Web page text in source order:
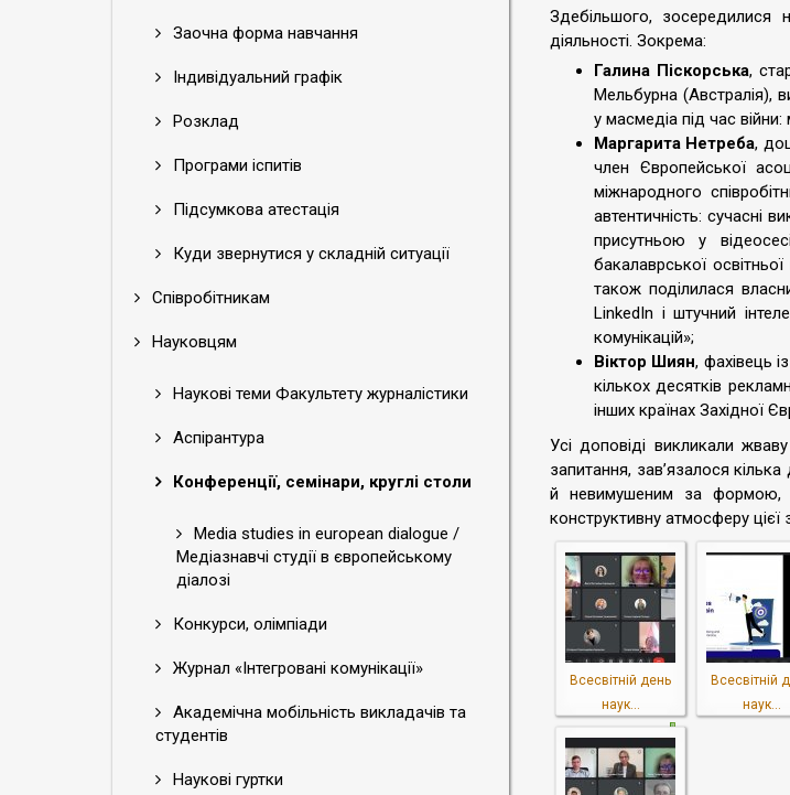
Заочна форма навчання
Індивідуальний графік
Розклад
Програми іспитів
Підсумкова атестація
Куди звернутися у складній ситуації
Співробітникам
Науковцям
Наукові теми Факультету журналістики
Аспірантура
Конференції, семінари, круглі столи
Media studies in european dialogue /
Медіазнавчі студії в європейському
діалозі
Конкурси, олімпіади
Журнал «Інтегровані комунікації»
Академічна мобільність викладачів та
студентів
Наукові гуртки
Здебільшого, зосередилися
діяльності. Зокрема:
Галина Піскорська,
Мельбурна (Австралія),
у масмедіа під час війни:
Маргарита Нетреба,
член Європейської
міжнародного
автентичність: сучасні
присутньою у
бакалаврської
також поділилася
LinkedIn і штучний
комунікацій»;
Віктор Шиян, фахівець
кількох десятків
інших країнах Західної
Усі доповіді викликали жваву
запитання, зав’язалося
й невимушеним за формою,
конструктивну атмосферу цієї
Всесвітній день
наук...
Всесвітній
наук...